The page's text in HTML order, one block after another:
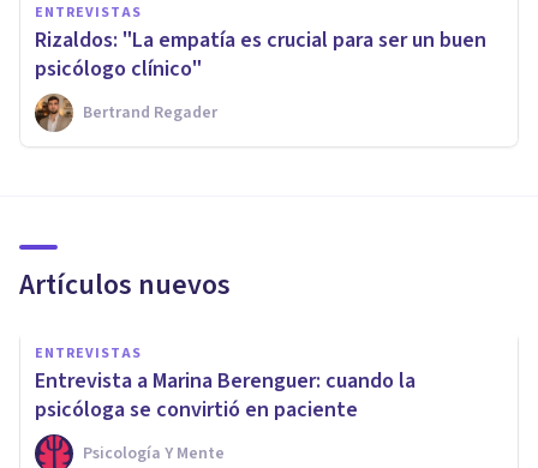
ENTREVISTAS
Rizaldos: "La empatía es crucial para ser un buen
psicólogo clínico"
Bertrand Regader
Artículos nuevos
ENTREVISTAS
Entrevista a Marina Berenguer: cuando la
psicóloga se convirtió en paciente
Psicología Y Mente